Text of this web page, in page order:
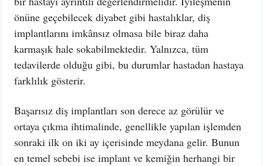
önüne geçebilecek diyabet gibi hastalıklar, diş
implantlarını imkânsız olmasa bile biraz daha
karmaşık hale sokabilmektedir. Yalnızca, tüm
tedavilerde olduğu gibi, bu durumlar hastadan hastaya
farklılık gösterir.
Başarısız diş implantları son derece az görülür ve
ortaya çıkma ihtimalinde, genellikle yapılan işlemden
sonraki ilk on iki ay içerisinde meydana gelir. Bunun
en temel sebebi ise implant ve kemiğin herhangi bir